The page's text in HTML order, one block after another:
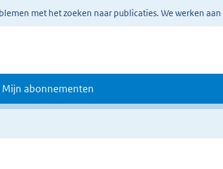
met het zoeken naar publicaties. We werken
Mijn abonnementen